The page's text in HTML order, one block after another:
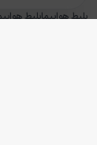
بلیط هواپیمابلیط